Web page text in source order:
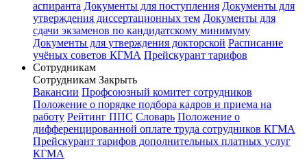
аспиранта Документы для поступления Документы для
утверждения диссертационных тем Документы для
сдачи экзаменов по кандидатскому минимуму
Документы для утверждения докторской Расписание
учёных советов КГМА Прейскурант тарифов
Сотрудникам
Сотрудникам Закрыть
Вакансии Профсоюзный комитет сотрудников
Положение о порядке подбора кадров и приема на
работу Рейтинг ППС Словарь Положение о
дифференцированной оплате труда сотрудников КГМА
Прейскурант тарифов дополнительных платных услуг
КГМА